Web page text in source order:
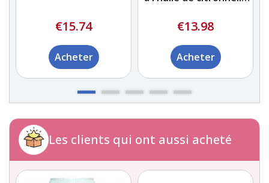
€15.74
Acheter
€13.98
Acheter
Les clients qui ont aussi acheté